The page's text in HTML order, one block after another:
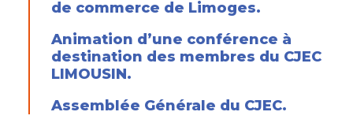
de commerce de Limoges.
Animation d’une conférence à
destination des membres du CJEC
LIMOUSIN.
Assemblée Générale du CJEC.